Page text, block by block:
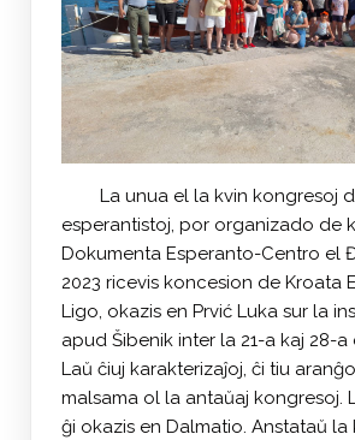
La unua el la kvin kongresoj
esperantistoj, por organizado de
Dokumenta Esperanto-Centro el
2023 ricevis koncesion de Kroata
Ligo, okazis en Prvić Luka sur la
apud Šibenik inter la 21-a kaj 28-a
Laŭ ĉiuj karakterizaĵoj, ĉi tiu
malsama ol la antaŭaj kongresoj.
ĝi okazis en Dalmatio. Anstataŭ la